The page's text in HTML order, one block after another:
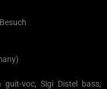
guit-voc, Sigi Distel bass,